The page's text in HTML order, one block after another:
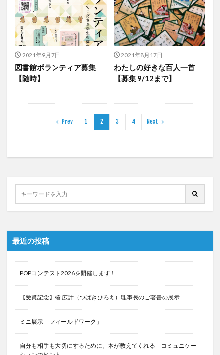
2021年9月7日
図書館ボランティア募集
【随時】
2021年8月17日
わたしの好きな百人一首
【募集 9/12まで】
Prev 1 2 3 4 Next
最近の投稿
POPコンテスト2026を開催します！
【受賞記念】椿 広計（つばきひろえ）理事長のご著書の展示
ミニ展示「フィールドワーク」
自分も相手も大切にするために。本が教えてくれる「コミュニケー